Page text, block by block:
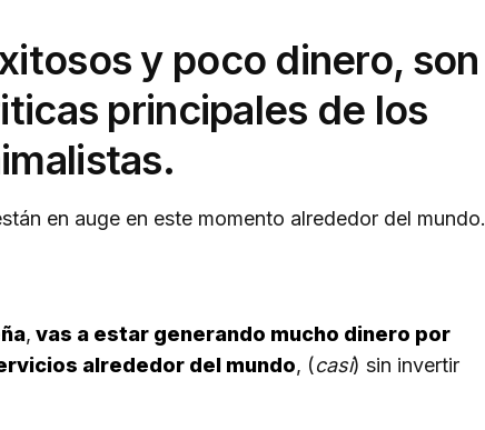
y poco dinero, son
principales de los
en auge en este momento alrededor del mundo.
, vas a estar generando mucho dinero por
alrededor del mundo, (casi) sin invertir